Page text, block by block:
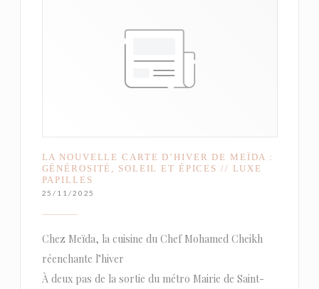
LA NOUVELLE CARTE D’HIVER DE MEÏDA :
GÉNÉROSITÉ, SOLEIL ET ÉPICES // LUXE
PAPILLES
25/11/2025
Chez Meïda, la cuisine du Chef Mohamed Cheikh
réenchante l’hiver
À deux pas de la sortie du métro Mairie de Saint-